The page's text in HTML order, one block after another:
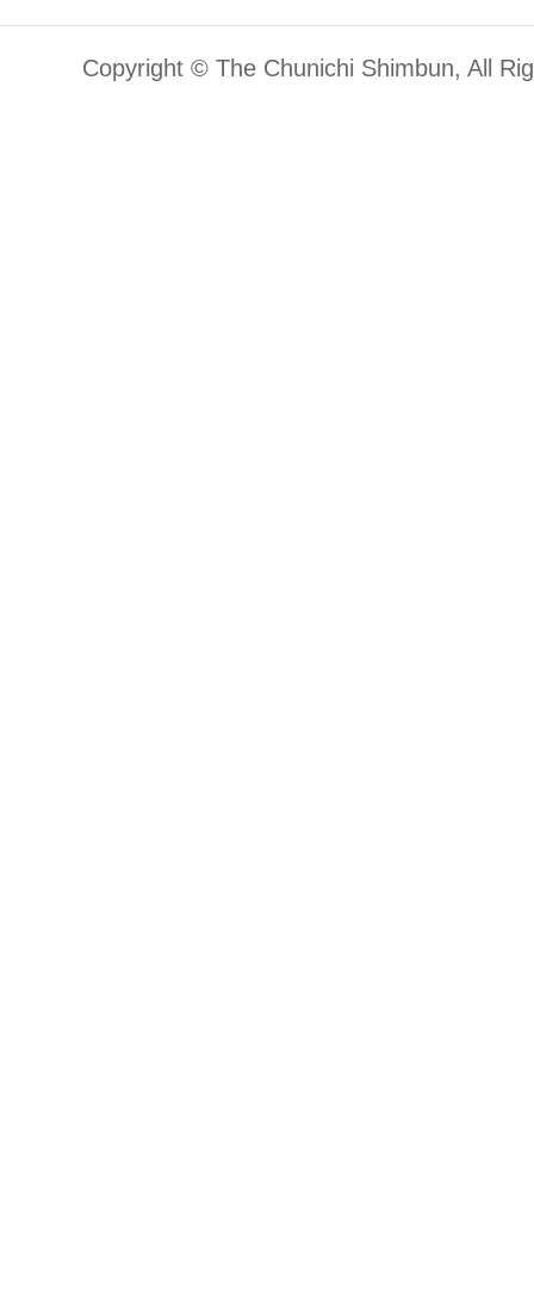
Copyright © The Chunichi Shimbun, All